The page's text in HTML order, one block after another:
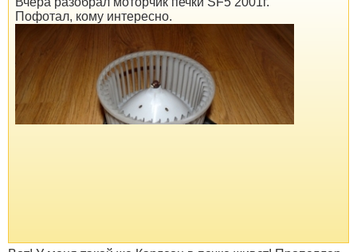
Пофотал, кому интересно.